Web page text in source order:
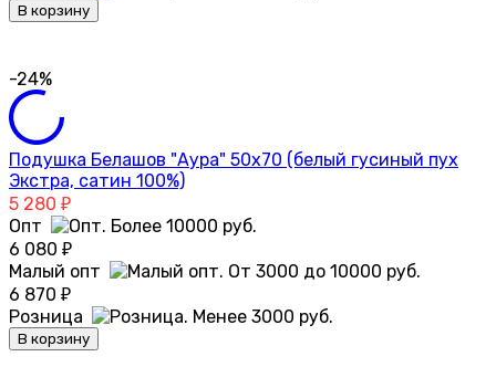
В корзину
-24%
Подушка Белашов "Аура" 50х70 (белый гусиный пух
Экстра, сатин 100%)
5 280 ₽
Опт
6 080 ₽
Малый опт
6 870 ₽
Розница
В корзину